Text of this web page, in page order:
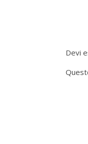
Devi